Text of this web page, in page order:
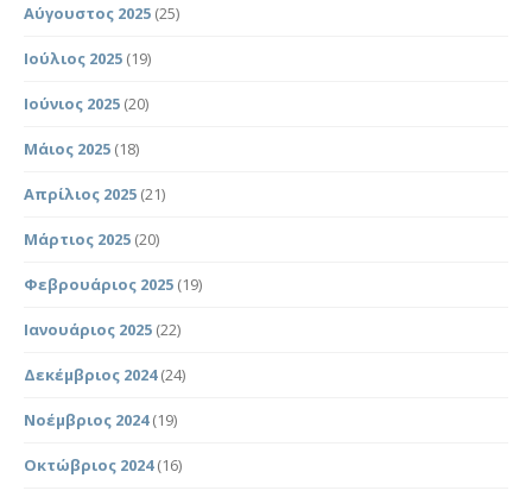
Αύγουστος 2025 (25)
Ιούλιος 2025 (19)
Ιούνιος 2025 (20)
Μάιος 2025 (18)
Απρίλιος 2025 (21)
Μάρτιος 2025 (20)
Φεβρουάριος 2025 (19)
Ιανουάριος 2025 (22)
Δεκέμβριος 2024(24)
Νοέμβριος 2024(19)
Οκτώβριος 2024(16)